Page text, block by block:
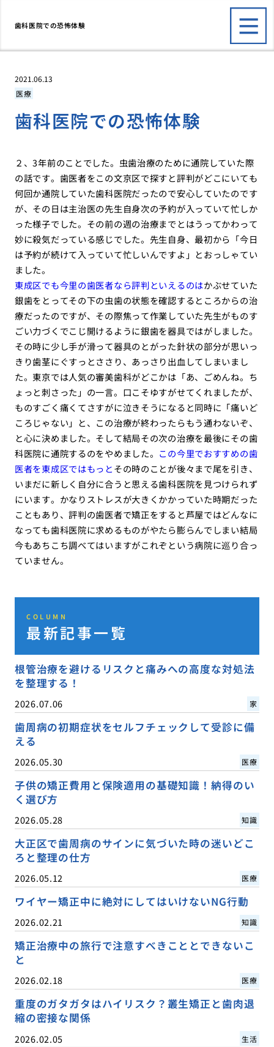
歯科医院での恐怖体験
2021.06.13
医療
歯科医院での恐怖体験
２、3年前のことでした。虫歯治療のために通院していた際
の話です。歯医者をこの文京区で探すと評判がどこにいても
何回か通院していた歯科医院だったので安心していたのです
が、その日は主治医の先生自身次の予約が入っていて忙しか
った様子でした。その前の週の治療までとはうってかわって
妙に殺気だっている感じでした。先生自身、最初から「今日
は予約が続けて入っていて忙しいんですよ」とおっしゃてい
ました。
東成区でも今里の歯医者なら評判といえるのはかぶせていた
銀歯をとってその下の虫歯の状態を確認するところからの治
療だったのですが、その際焦って作業していた先生がものす
ごい力づくでこじ開けるように銀歯を器具ではがしました。
その時に少し手が滑って器具のとがった針状の部分が思いっ
きり歯茎にぐすっとささり、あっさり出血してしまいまし
た。東京では人気の審美歯科がどこかは「あ、ごめんね。ち
ょっと刺さった」の一言。口こそゆすがせてくれましたが、
ものすごく痛くてさすがに泣きそうになると同時に「痛いど
ころじゃない」と、この治療が終わったらもう通わないぞ、
と心に決めました。そして結局その次の治療を最後にその歯
科医院に通院するのをやめました。 この今里でおすすめの歯
医者を東成区ではもっとその時のことが後々まで尾を引き、
いまだに新しく自分に合うと思える歯科医院を見つけられず
にいます。かなりストレスが大きくかかっていた時期だった
こともあり、評判の歯医者で矯正をすると芦屋ではどんなに
なっても歯科医院に求めるものがやたら膨らんでしまい結局
今もあちこち調べてはいますがこれぞという病院に巡り合っ
ていません。
COLUMN
最新記事一覧
根管治療を避けるリスクと痛みへの高度な対処法
を整理する！
2026.07.06 家
歯周病の初期症状をセルフチェックして受診に備
える
2026.05.30 医療
子供の矯正費用と保険適用の基礎知識！納得のい
く選び方
2026.05.28 知識
大正区で歯周病のサインに気づいた時の迷いどこ
ろと整理の仕方
2026.05.12 医療
ワイヤー矯正中に絶対にしてはいけないNG行動
2026.02.21 知識
矯正治療中の旅行で注意すべきこととできないこ
と
2026.02.18 医療
重度のガタガタはハイリスク？叢生矯正と歯肉退
縮の密接な関係
2026.02.05 生活